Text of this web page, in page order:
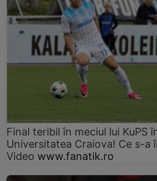
Final teribil în meciul lui KuPS
Universitatea Craiova! Ce s-a
Video www.fanatik.ro